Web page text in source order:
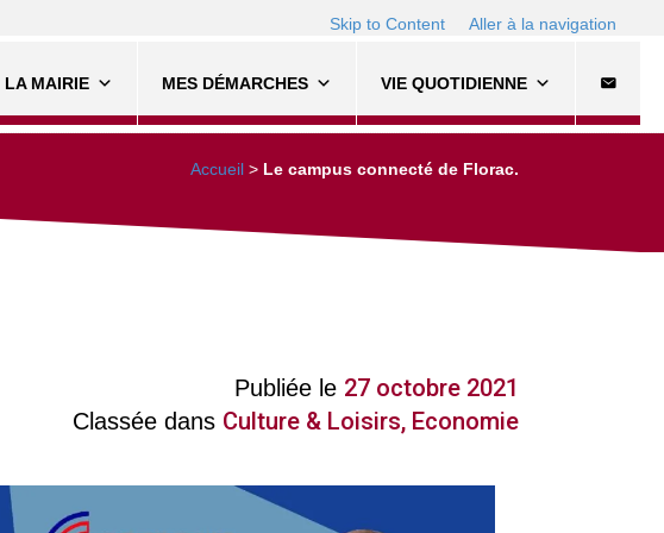
Skip to Content Aller à la navigation
LA MAIRIE MES DÉMARCHES VIE QUOTIDIENNE
Accueil > Le campus connecté de Florac.
Publiée le 27 octobre 2021
Classée dans Culture & Loisirs, Economie